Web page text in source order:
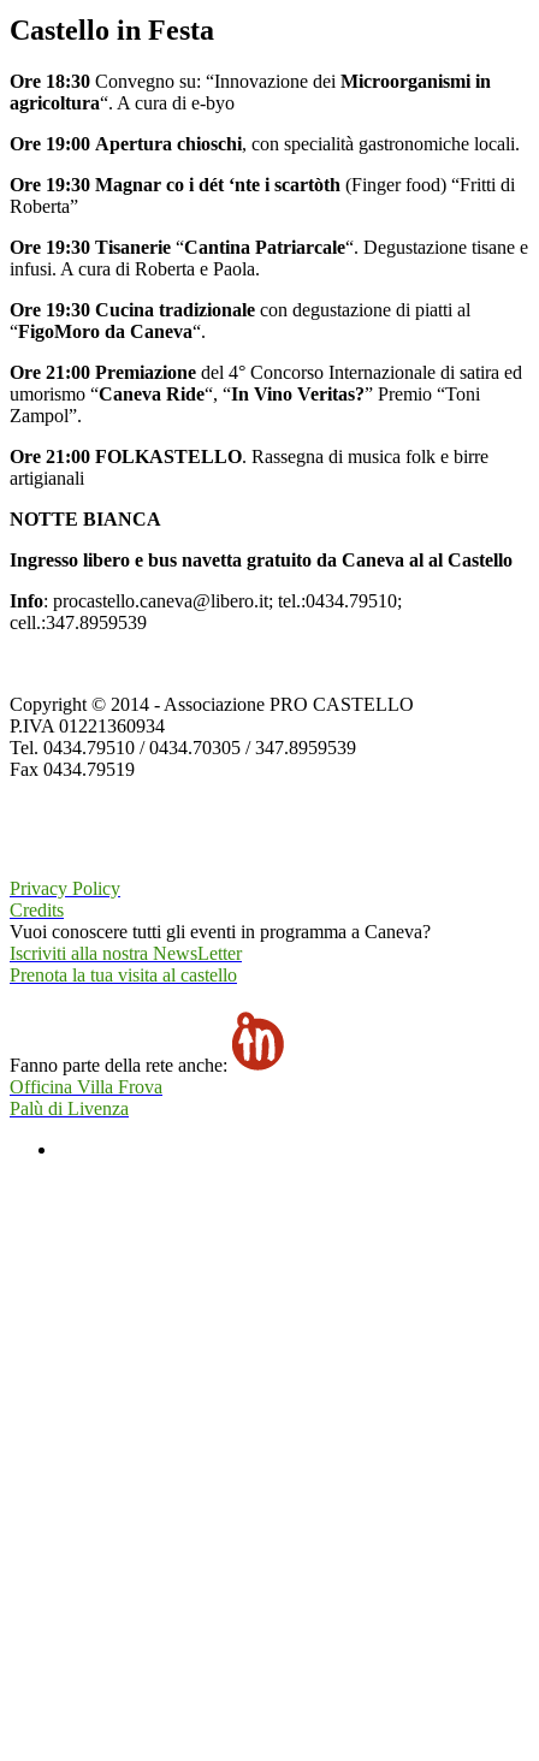
Castello in Festa
Ore 18:30 Convegno su: “Innovazione dei Microorganismi in
agricoltura“. A cura di e-byo
Ore 19:00 Apertura chioschi, con specialità gastronomiche locali.
Ore 19:30 Magnar co i dét ‘nte i scartòth (Finger food) “Fritti di
Roberta”
Ore 19:30 Tisanerie “Cantina Patriarcale“. Degustazione tisane e
infusi. A cura di Roberta e Paola.
Ore 19:30 Cucina tradizionale con degustazione di piatti al
“FigoMoro da Caneva“.
Ore 21:00 Premiazione del 4° Concorso Internazionale di satira ed
umorismo “Caneva Ride“, “In Vino Veritas?” Premio “Toni
Zampol”.
Ore 21:00 FOLKASTELLO. Rassegna di musica folk e birre
artigianali
NOTTE BIANCA
Ingresso libero e bus navetta gratuito da Caneva al al Castello
Info: procastello.caneva@libero.it; tel.:0434.79510;
cell.:347.8959539
Copyright © 2014 - Associazione PRO CASTELLO
P.IVA 01221360934
Tel. 0434.79510 / 0434.70305 / 347.8959539
Fax 0434.79519
Privacy Policy
Credits
Vuoi conoscere tutti gli eventi in programma a Caneva?
Iscriviti alla nostra NewsLetter
Prenota la tua visita al castello
Fanno parte della rete anche:
Officina Villa Frova
Palù di Livenza